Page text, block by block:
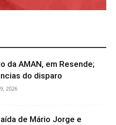
da AMAN, em Resende;
do disparo
2026
de Mário Jorge e